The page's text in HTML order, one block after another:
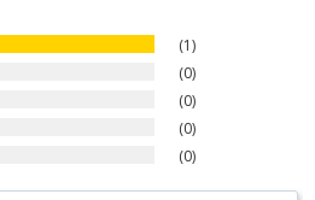
1
0
0
0
0